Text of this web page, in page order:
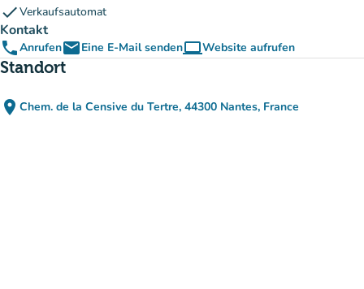
checkVerkaufsautomat
Kontakt
phoneAnrufenemailEine E-Mail sendencomputerWebsite aufrufen
(new tab)
Standort
place Chem. de la Censive du Tertre, 44300 Nantes, France
(in Google Maps öffnen)
(new tab)